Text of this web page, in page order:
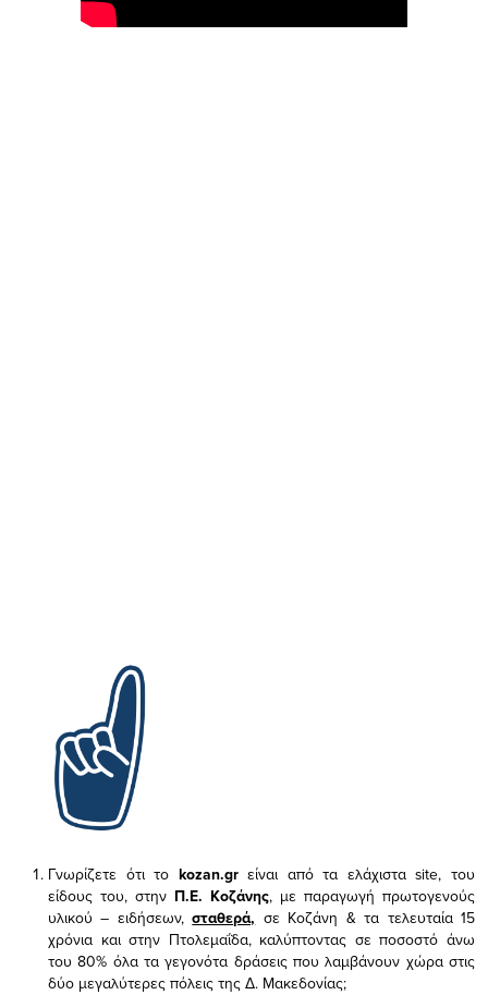
Γνωρίζετε ότι το kozan.gr είναι από τα ελάχισταsite, του
είδους του, στην Π.Ε. Κοζάνης, με παραγωγή πρωτογενούς
υλικού – ειδήσεων,σταθερά, σε Κοζάνη & τα τελευταία 15
χρόνια και στην Πτολεμαΐδα, καλύπτοντας σε ποσοστό άνω
του 80% όλα τα γεγονότα δράσεις που λαμβάνουν χώρα στις
δύο μεγαλύτερες πόλεις της Δ. Μακεδονίας;